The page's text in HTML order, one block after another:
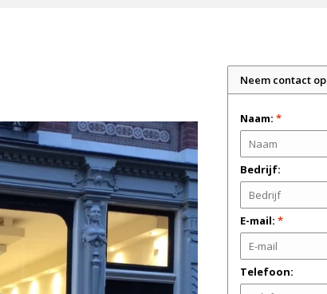
Neem contact op
Naam: *
Bedrijf:
E-mail: *
Telefoon: